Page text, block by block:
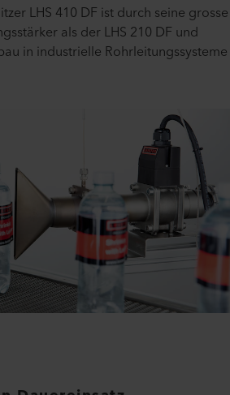
LHS 410 DF ist durch seine grosse
als der LHS 210 DF und
in industrielle Rohrleitungssysteme